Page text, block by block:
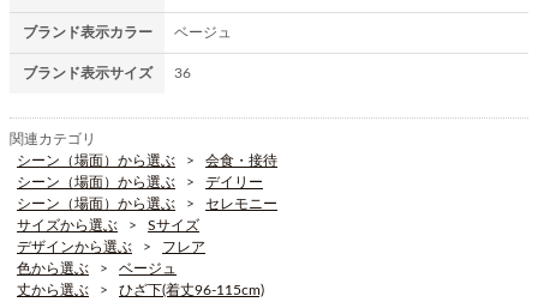
ブランド表示カラー ベージュ
ブランド表示サイズ 36
関連カテゴリ
シーン（場面）から選ぶ
会食・接待
シーン（場面）から選ぶ
デイリー
シーン（場面）から選ぶ
セレモニー
サイズから選ぶ
Sサイズ
デザインから選ぶ
フレア
色から選ぶ
ベージュ
丈から選ぶ
ひざ下(着丈96-115cm)